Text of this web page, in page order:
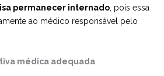
permanecer internado, pois essa
ao médico responsável pelo
médica adequada